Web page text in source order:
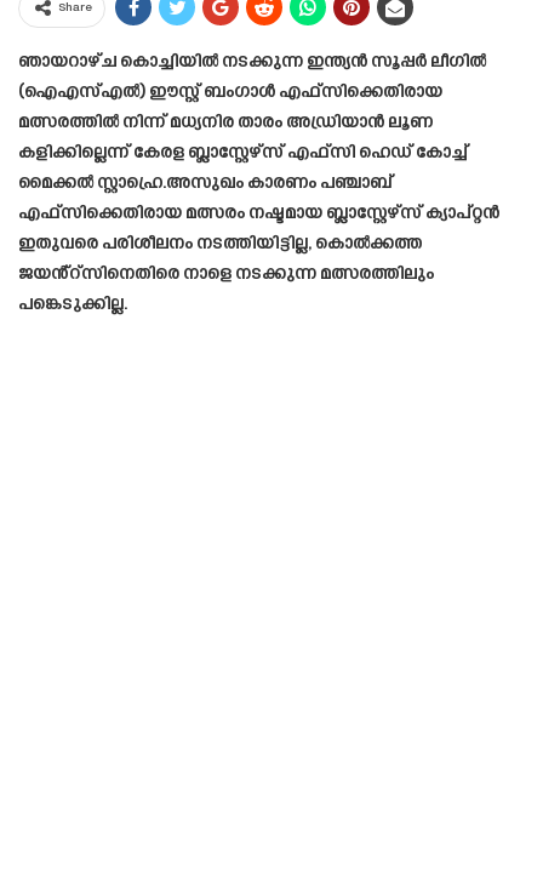
Share
ഞായറാഴ്ച കൊച്ചിയിൽ നടക്കുന്ന ഇന്ത്യൻ സൂപ്പർ ലീഗിൽ
(ഐഎസ്എൽ) ഈസ്റ്റ് ബംഗാൾ എഫ്‌സിക്കെതിരായ
മത്സരത്തിൽ നിന്ന് മധ്യനിര താരം അഡ്രിയാൻ ലൂണ
കളിക്കില്ലെന്ന് കേരള ബ്ലാസ്റ്റേഴ്‌സ് എഫ്‌സി ഹെഡ് കോച്ച്
മൈക്കൽ സ്റ്റാഹ്രെ.അസുഖം കാരണം പഞ്ചാബ്
എഫ്‌സിക്കെതിരായ മത്സരം നഷ്ടമായ ബ്ലാസ്റ്റേഴ്‌സ് ക്യാപ്റ്റൻ
ഇതുവരെ പരിശീലനം നടത്തിയിട്ടില്ല, കൊൽക്കത്ത
ജയൻ്റ്‌സിനെതിരെ നാളെ നടക്കുന്ന മത്സരത്തിലും
പങ്കെടുക്കില്ല.